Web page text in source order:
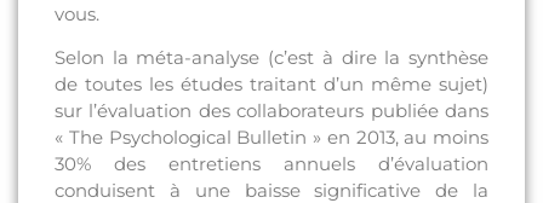
vous.
Selon la méta-analyse (c’est à dire la synthèse
de toutes les études traitant d’un même sujet)
sur l’évaluation des collaborateurs publiée dans
« The Psychological Bulletin » en 2013, au moins
30% des entretiens annuels d’évaluation
conduisent à une baisse significative de la